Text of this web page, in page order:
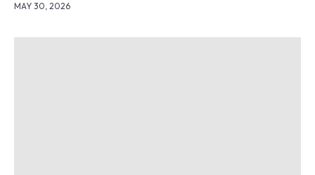
MAY 30, 2026